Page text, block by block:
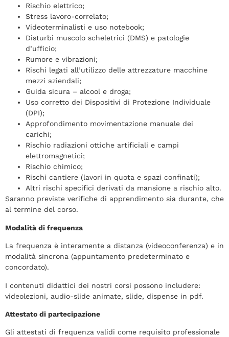
Rischio elettrico;
Stress lavoro-correlato;
Videoterminalisti e uso notebook;
Disturbi muscolo scheletrici (DMS) e patologie
d’ufficio;
Rumore e vibrazioni;
Rischi legati all’utilizzo delle attrezzature macchine
mezzi aziendali;
Guida sicura – alcool e droga;
Uso corretto dei Dispositivi di Protezione Individuale
(DPI);
Approfondimento movimentazione manuale dei
carichi;
Rischio radiazioni ottiche artificiali e campi
elettromagnetici;
Rischio chimico;
Rischi cantiere (lavori in quota e spazi confinati);
Altri rischi specifici derivati da mansione a rischio alto.
Saranno previste verifiche di apprendimento sia durante, che
al termine del corso.
Modalità di frequenza
La frequenza è interamente a distanza (videoconferenza) e in
modalità sincrona (appuntamento predeterminato e
concordato).
I contenuti didattici dei nostri corsi possono includere:
videolezioni, audio-slide animate, slide, dispense in pdf.
Attestato di partecipazione
Gli attestati di frequenza validi come requisito professionale